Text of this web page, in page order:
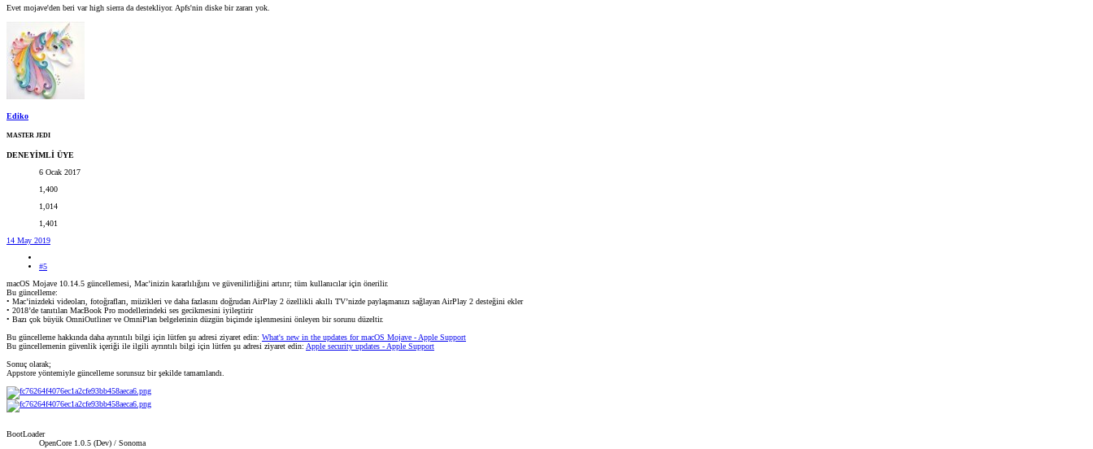
Evet mojave'den beri var high sierra da destekliyor. Apfs'nin diske bir zararı yok.
Ediko
MASTER JEDI
DENEYİMLİ ÜYE
6 Ocak 2017
1,400
1,014
1,401
14 May 2019
#5
macOS Mojave 10.14.5 güncellemesi, Mac’inizin kararlılığını ve güvenilirliğini artırır; tüm kullanıcılar için önerilir.
Bu güncelleme:
• Mac’inizdeki videoları, fotoğrafları, müzikleri ve daha fazlasını doğrudan AirPlay 2 özellikli akıllı TV’nizde paylaşmanızı sağlayan AirPlay 2 desteğini ekler
• 2018’de tanıtılan MacBook Pro modellerindeki ses gecikmesini iyileştirir
• Bazı çok büyük OmniOutliner ve OmniPlan belgelerinin düzgün biçimde işlenmesini önleyen bir sorunu düzeltir.
Bu güncelleme hakkında daha ayrıntılı bilgi için lütfen şu adresi ziyaret edin: What's new in the updates for macOS Mojave - Apple Support
Bu güncellemenin güvenlik içeriği ile ilgili ayrıntılı bilgi için lütfen şu adresi ziyaret edin: Apple security updates - Apple Support
Sonuç olarak;
Appstore yöntemiyle güncelleme sorunsuz bir şekilde tamamlandı.
BootLoader
OpenCore 1.0.5 (Dev) / Sonoma